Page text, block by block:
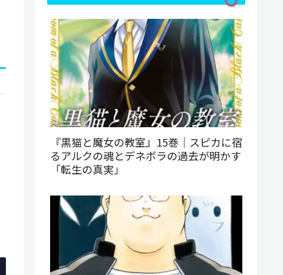
『黒猫と魔女の教室』15巻｜スピカに宿
るアルクの魂とデネボラの過去が明かす
「転生の真実」